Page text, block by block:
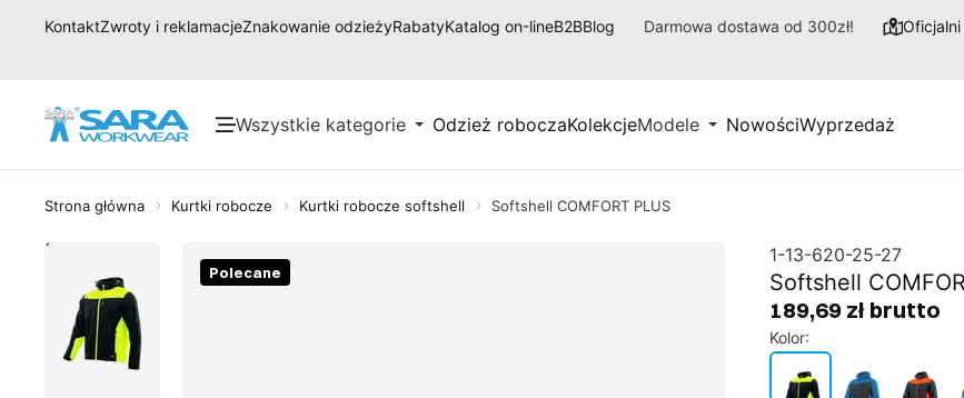
KontaktZwroty i reklamacjeZnakowanie odzieżyRabatyKatalog on-lineB2BBlog Darmowa dostawa od 300zł!
Wszystkie kategorie Odzież roboczaKolekcjeModele NowościWyprzedaż
Strona główna Kurtki robocze Kurtki robocze softshell Softshell COMFORT PLUS
Polecane
1-13-620-25-27
Softshell
189,69 zł brutto
Kolor: